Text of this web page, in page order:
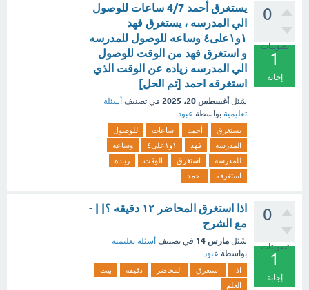
0
تصويتات
1
إجابة
يستغرق أحمد 4/7 ساعات للوصول
الي المدرسه ، يستغرق فهد
١و١على٤ وساعه للوصول للمدرسه
و استغرق فهد من الوقت للوصول
الي المدرسه زياده عن الوقت الذي
استغرقه احمد [تم الحل]
سُئل أغسطس 20، 2025 في تصنيف أسئلة
تعليمية بواسطة عبود
يستغرق أحمد ساعات
للوصول
المدرسه
فهد ١و١على٤
وساعه
للمدرسه
استغرق الوقت
زياده
استغرقه
احمد
0
تصويتات
1
إجابة
اذا استغرق المحاضر ١٢ دقيقه ؟| | -
مع الشرح
سُئل مارس 14 في تصنيف أسئلة تعليمية
بواسطة عبود
اذا استغرق المحاضر دقيقه
بيت
العلم